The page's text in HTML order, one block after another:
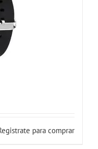
para comprar